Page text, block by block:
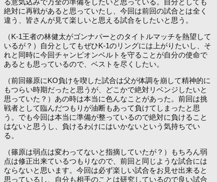
絶対に再戦があると思っていたし、今回は前回の試合とは全く
違う、皆さんが見て楽しいと思える試合をしたいと思う。
（K-1王者の林健太がゴンナパーとのタイトルマッチを熱望して
いるが？）自分としてもぜひK-1のリングには上がりたいし、そ
れと同時に今回チャンピオンベルトを守ることが自分の使命で
あるとも思っているので、ベストを尽くしたい。
（前回篠原にKO負けを喫した試合は父が体調を崩して精神的に
もつらい時期だったと思うが、どこかで絶対リベンジしたいと
思っていた？）あの時は本当に色んなことがあった。前回は挑
戦者として臨んだつもりが油断もあって負けてしまったと思
う。でも今回は本当に準備が整っているので絶対に負けること
はないと思うし、負けるわけにはいかないという気持ちでい
る。
（篠原は弱点は変わってないと指摘していたが？）もちろん弱
点は修正出来ているつもりなので、前回と同じような試合には
ならないと思います。今回は必ず楽しい試合をお見せ出来ると
思っているし、自分も相手のことは研究しているので良い試合